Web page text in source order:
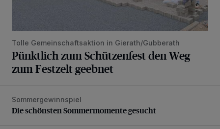
Tolle Gemeinschaftsaktion in Gierath/Gubberath
Pünktlich zum Schützenfest den Weg
zum Festzelt geebnet
Die schönsten Sommermomente gesucht
Sommergewinnspiel
Die schönsten Sommermomente gesucht